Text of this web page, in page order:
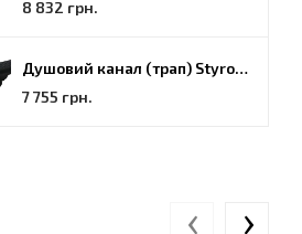
8 832 грн.
Душовий канал (трап) Styron, решітка Гармонія, 70 (STY-H-70-FF)
7 755 грн.
‹ ›